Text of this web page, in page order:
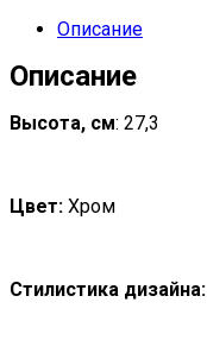
Описание
Описание
Высота, см: 27,3
Цвет: Хром
Стилистика дизайна: